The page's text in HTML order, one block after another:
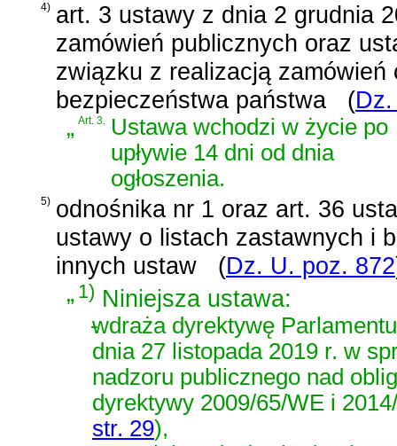
4) art. 3 ustawy z dnia 2 grudnia
zamówień publicznych oraz
związku z realizacją
bezpieczeństwa państwa
(
„Art. 3. Ustawa wchodzi w życie po
upływie 14 dni od dnia
ogłoszenia.
5) odnośnika nr 1 oraz art. 36
ustawy o listach zastawnych i
innych ustaw
(Dz. U. poz. 872
„1) Niniejsza ustawa:
-
wdraża dyrektywę
dnia 27 listopada 2019 r. w
nadzoru publicznego nad
dyrektywy 2009/65/WE i
str. 29),